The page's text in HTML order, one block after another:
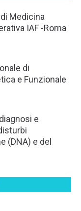
Medicina
IAF -Roma
di
e Funzionale
e
(DNA) e del